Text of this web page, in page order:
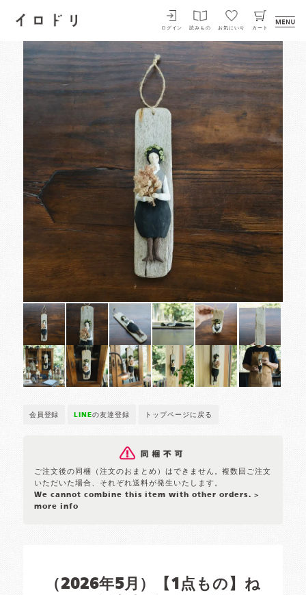
イロドリ
ログイン 読みもの お気にいり カート
会員登録 LINEの友達登録 トップページに戻る
ご注文後の同梱（注文のおまとめ）はできません。複数回ご注文
いただいた場合、それぞれ送料が発生いたします。
We cannot combine this item with other orders. >
more info
（2026年5月）【1点もの】ね